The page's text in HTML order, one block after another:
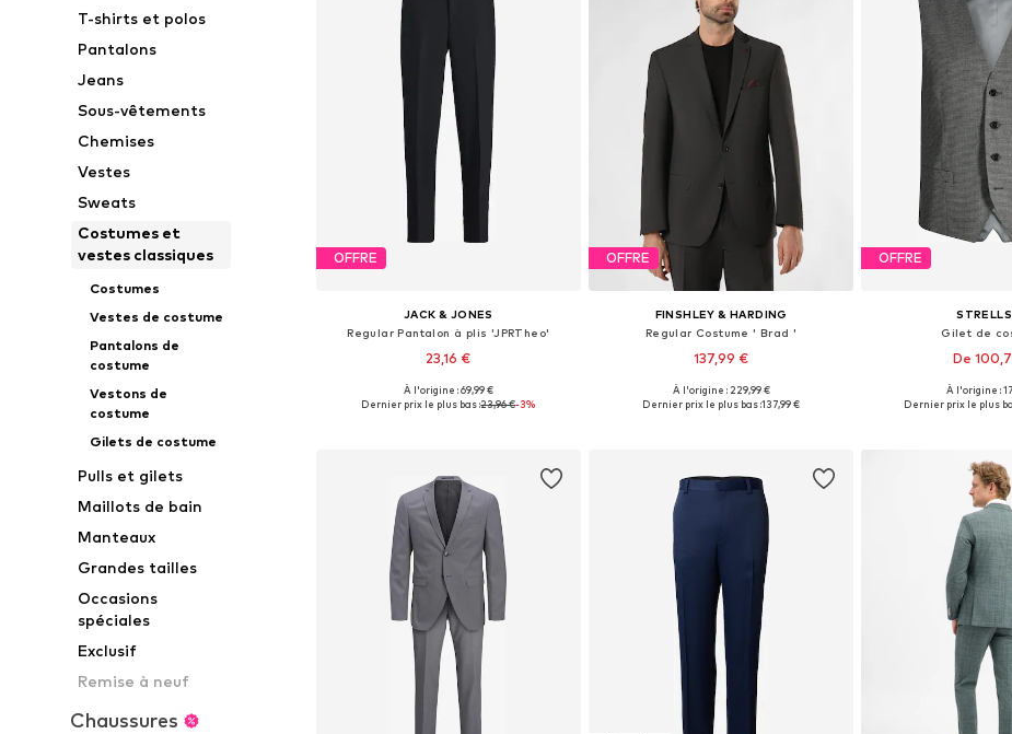
T-shirts et polos
Pantalons
Jeans
Sous-vêtements
Chemises
Vestes
Sweats
Costumes et
vestes classiques
Costumes
Vestes de costume
Pantalons de
costume
Vestons de
costume
Gilets de costume
Pulls et gilets
Maillots de bain
Manteaux
Grandes tailles
Occasions
spéciales
Exclusif
Remise à neuf
Chaussures
OFFRE
JACK & JONES
Regular Pantalon à plis 'JPRTheo'
23,16 €
Tailles disponibles: 46, 48, 50, 52, 54
À l'origine : 69,99 €
Dernier prix le plus bas :23,96 €-3%
OFFRE
FINSHLEY & HARDING
Regular Costume ' Brad '
137,99 €
Disponible en plusieurs tailles
À l'origine : 229,99 €
Dernier prix le plus bas :137,99 €
OFFRE
Gilet de
De
Disponible en
À l'origine :
Dernier prix le plus